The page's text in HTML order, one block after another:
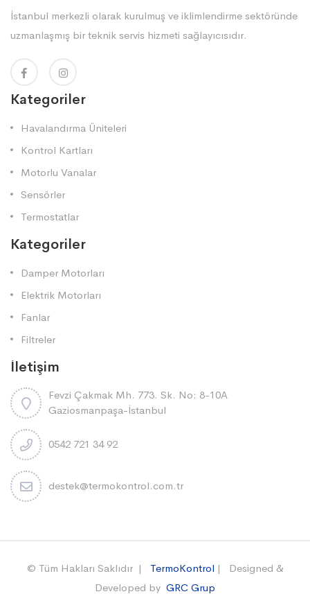
İstanbul merkezli olarak kurulmuş ve iklimlendirme sektöründe
uzmanlaşmış bir teknik servis hizmeti sağlayıcısıdır.
Kategoriler
Havalandırma Üniteleri
Kontrol Kartları
Motorlu Vanalar
Sensörler
Termostatlar
Kategoriler
Damper Motorları
Elektrik Motorları
Fanlar
Filtreler
İletişim
Fevzi Çakmak Mh. 773. Sk. No: 8-10A
Gaziosmanpaşa-İstanbul
0542 721 34 92
destek@termokontrol.com.tr
© Tüm Hakları Saklıdır | TermoKontrol | Designed &
Developed by GRC Grup